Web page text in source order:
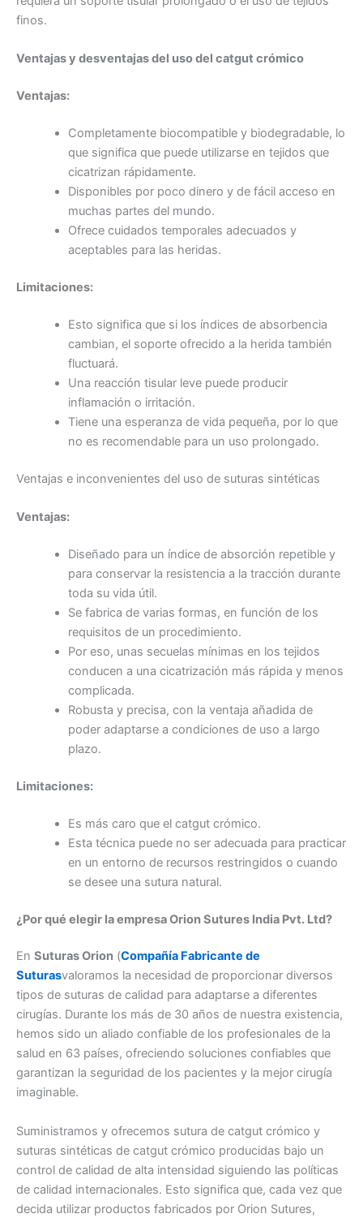
País*
Nombre De Empresa
finos.
Ventajas y desventajas del uso del catgut crómico
Ventajas:
Completamente biocompatible y biodegradable, lo
que significa que puede utilizarse en tejidos que
cicatrizan rápidamente.
Disponibles por poco dinero y de fácil acceso en
muchas partes del mundo.
Ofrece cuidados temporales adecuados y
aceptables para las heridas.
Limitaciones:
Esto significa que si los índices de absorbencia
cambian, el soporte ofrecido a la herida también
fluctuará.
Una reacción tisular leve puede producir
inflamación o irritación.
Tiene una esperanza de vida pequeña, por lo que
no es recomendable para un uso prolongado.
Ventajas e inconvenientes del uso de suturas sintéticas
Ventajas:
Diseñado para un índice de absorción repetible y
para conservar la resistencia a la tracción durante
toda su vida útil.
Se fabrica de varias formas, en función de los
requisitos de un procedimiento.
Por eso, unas secuelas mínimas en los tejidos
conducen a una cicatrización más rápida y menos
complicada.
Robusta y precisa, con la ventaja añadida de
poder adaptarse a condiciones de uso a largo
plazo.
Limitaciones:
Es más caro que el catgut crómico.
Esta técnica puede no ser adecuada para practicar
en un entorno de recursos restringidos o cuando
se desee una sutura natural.
¿Por qué elegir la empresa Orion Sutures India Pvt. Ltd?
En Suturas Orion (Compañía Fabricante de
Suturasvaloramos la necesidad de proporcionar diversos
tipos de suturas de calidad para adaptarse a diferentes
cirugías. Durante los más de 30 años de nuestra existencia,
hemos sido un aliado confiable de los profesionales de la
salud en 63 países, ofreciendo soluciones confiables que
garantizan la seguridad de los pacientes y la mejor cirugía
imaginable.
Suministramos y ofrecemos sutura de catgut crómico y
suturas sintéticas de catgut crómico producidas bajo un
control de calidad de alta intensidad siguiendo las políticas
de calidad internacionales. Esto significa que, cada vez que
decida utilizar productos fabricados por Orion Sutures,